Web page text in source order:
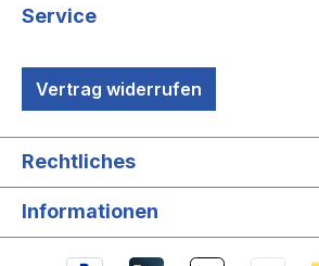
Service
Vertrag widerrufen
Rechtliches
Informationen